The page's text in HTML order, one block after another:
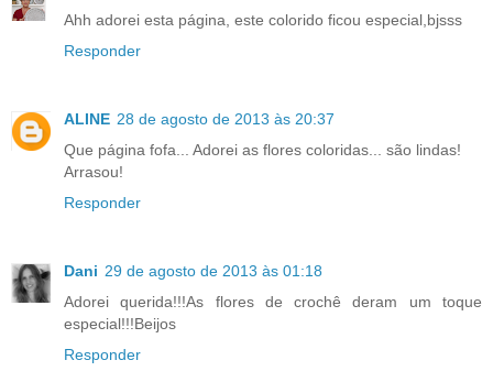
Ahh adorei esta página, este colorido ficou especial,bjsss
Responder
ALINE 28 de agosto de 2013 às 20:37
Que página fofa... Adorei as flores coloridas... são lindas!
Arrasou!
Responder
Dani 29 de agosto de 2013 às 01:18
Adorei querida!!!As flores de crochê deram um toque
especial!!!Beijos
Responder